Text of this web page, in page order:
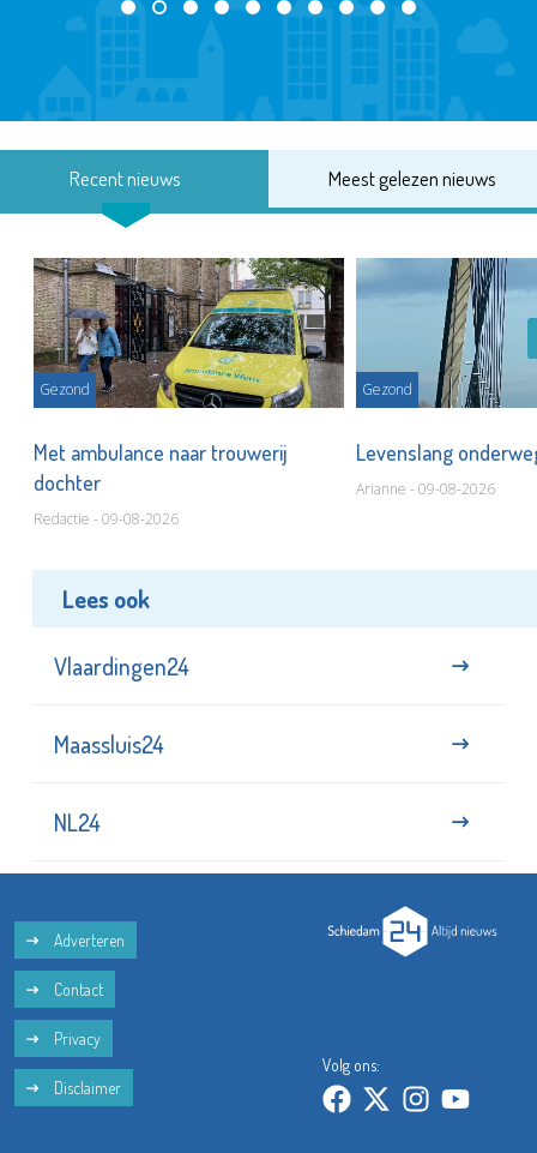
Recent nieuws Meest gelezen nieuws
Gezond
Met ambulance naar trouwerij
dochter
Redactie - 09-08-2026
Gezond
Levenslang
Arianne - 09-08-2026
Lees ook
Vlaardingen24
Maassluis24
NL24
Adverteren
Contact
Privacy
Disclaimer
Volg ons: